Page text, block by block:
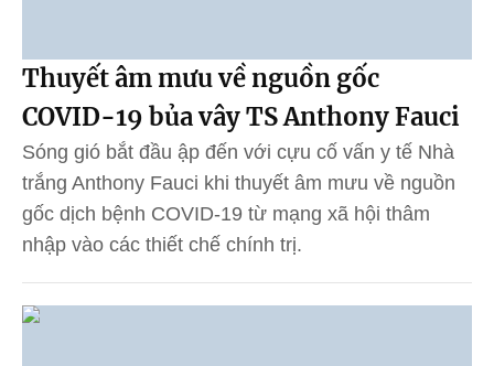
Thuyết âm mưu về nguồn gốc
COVID-19 bủa vây TS Anthony Fauci
Sóng gió bắt đầu ập đến với cựu cố vấn y tế Nhà
trắng Anthony Fauci khi thuyết âm mưu về nguồn
gốc dịch bệnh COVID-19 từ mạng xã hội thâm
nhập vào các thiết chế chính trị.